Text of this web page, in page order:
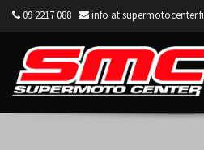
09 2217 088 info at supermotocenter.fi